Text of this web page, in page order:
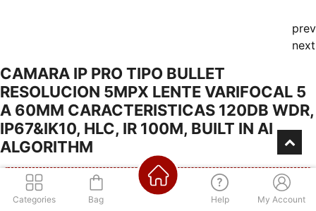
prev
next
CAMARA IP PRO TIPO BULLET
RESOLUCION 5MPX LENTE VARIFOCAL 5
A 60MM CARACTERISTICAS 120DB WDR,
IP67&IK10, HLC, IR 100M, BUILT IN AI
ALGORITHM
Consultá por nuestra financiación
Categories Bag Help My Account